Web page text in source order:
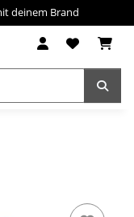
deinem Brand